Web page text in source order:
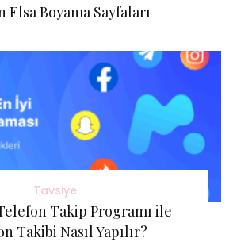
Elsa Boyama Sayfaları
Tavsiye
Takip Programı ile
Takibi Nasıl Yapılır?